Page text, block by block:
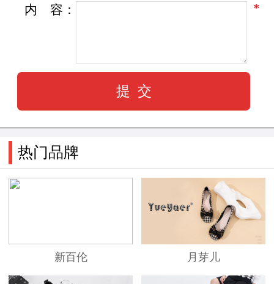
昕，引吭快乐呼声，释放快乐力量，打造“中国少
州市丰泽区华大街道城东社区新厝头城新综合2号
楼。占地面积20000多平方米，拥有运动鞋生产流
水线4条，员工2000多人，年产卡丁品牌童鞋
内
容： *
热门品牌
新百伦 月芽儿